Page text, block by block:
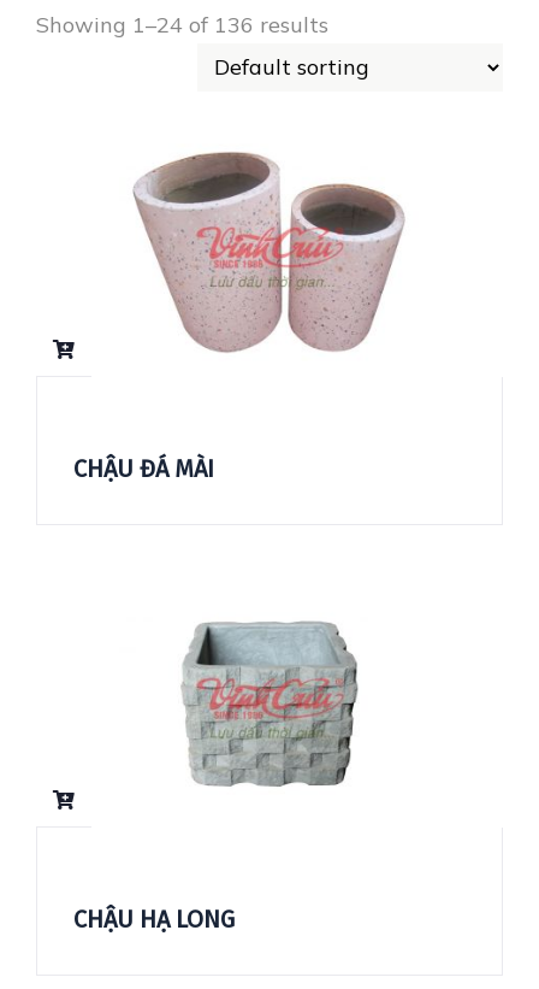
Showing 1–24 of 136 results
CHẬU ĐÁ MÀI
CHẬU HẠ LONG